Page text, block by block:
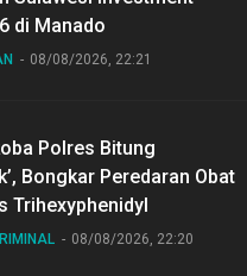
di Manado
08/08/2026, 22:21
Polres Bitung
Bongkar Peredaran Obat
Trihexyphenidyl
08/08/2026, 22:20